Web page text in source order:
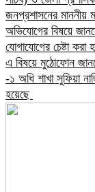
জনপ্রশাসনের মাননীয়
অভিযোগের বিষয়ে
যোগাযোগের চেষ্টা
এ বিষয়ে মুঠোফোন
-১ অধি শাখা সুফিয়া
হয়েছে ​